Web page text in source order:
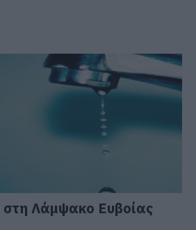
Λάμψακο Ευβοίας